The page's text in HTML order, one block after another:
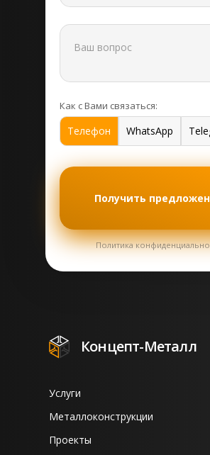
Как с Вами связаться:
Телефон WhatsApp
Получить
Политика
Концепт-Металл
Услуги
Металлоконструкции
Проекты